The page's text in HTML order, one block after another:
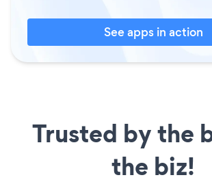
See apps in action
Trusted by the
the biz!